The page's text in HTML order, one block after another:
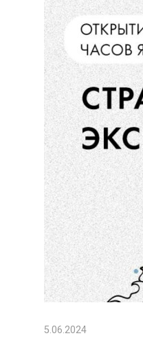
5.06.2024